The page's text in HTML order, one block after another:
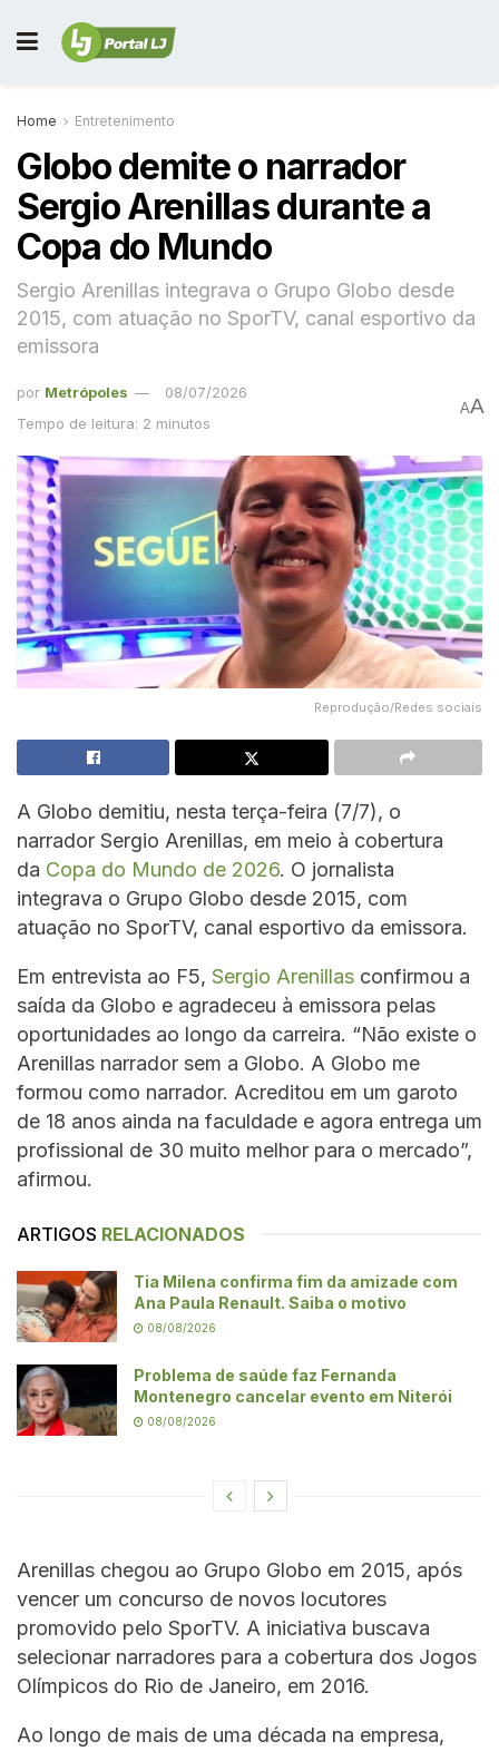
Home Entretenimento
Globo demite o narrador
Sergio Arenillas durante a
Copa do Mundo
Sergio Arenillas integrava o Grupo Globo desde
2015, com atuação no SporTV, canal esportivo da
emissora
por Metrópoles
08/07/2026
Tempo de leitura: 2 minutos
AA
Reprodução/Redes sociais
A Globo demitiu, nesta terça-feira (7/7), o
narrador Sergio Arenillas, em meio à cobertura
da Copa do Mundo de 2026. O jornalista
integrava o Grupo Globo desde 2015, com
atuação no SporTV, canal esportivo da emissora.
Em entrevista ao F5, Sergio Arenillas confirmou a
saída da Globo e agradeceu à emissora pelas
oportunidades ao longo da carreira. “Não existe o
Arenillas narrador sem a Globo. A Globo me
formou como narrador. Acreditou em um garoto
de 18 anos ainda na faculdade e agora entrega um
profissional de 30 muito melhor para o mercado”,
afirmou.
ARTIGOS RELACIONADOS
Tia Milena confirma fim da amizade com
Ana Paula Renault. Saiba o motivo
08/08/2026
Problema de saúde faz Fernanda
Montenegro cancelar evento em Niterói
08/08/2026
Arenillas chegou ao Grupo Globo em 2015, após
vencer um concurso de novos locutores
promovido pelo SporTV. A iniciativa buscava
selecionar narradores para a cobertura dos Jogos
Olímpicos do Rio de Janeiro, em 2016.
Ao longo de mais de uma década na empresa,